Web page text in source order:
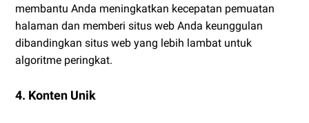
membantu Anda meningkatkan kecepatan pemuatan
halaman dan memberi situs web Anda keunggulan
dibandingkan situs web yang lebih lambat untuk
algoritme peringkat.
4. Konten Unik